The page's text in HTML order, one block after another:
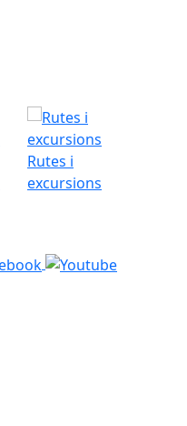
Rutes i
excursions